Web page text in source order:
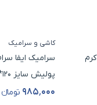
کاشی و سرامیک
سرامیک ایفا
پولیش سایز 120*60
۹۸۵٬۰۰۰ تومانء
قیمت محصول